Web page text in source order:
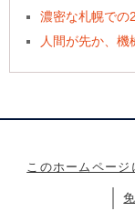
濃密な札幌での
人間が先か、機
このホームページ